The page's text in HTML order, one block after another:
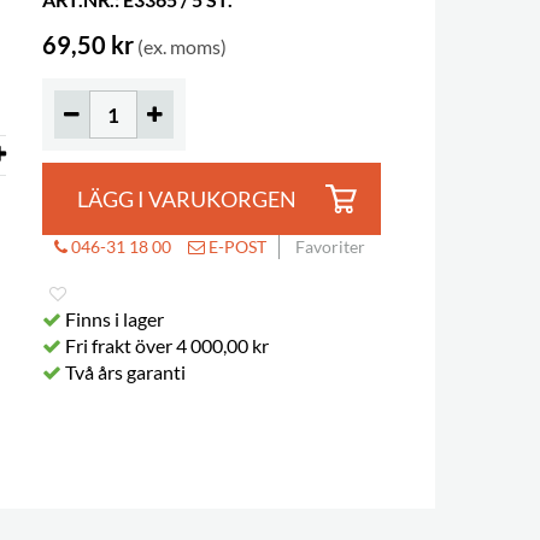
69,50 kr (ex. moms)
LÄGG I VARUKORGEN
046-31 18 00 E-POST Favoriter
Finns i lager
Fri frakt över 4 000,00 kr
Två års garanti